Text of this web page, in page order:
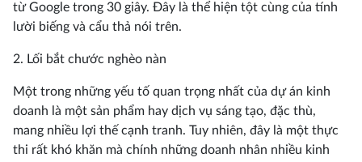
từ Google trong 30 giây. Đây là thể hiện tột cùng của tính
lười biếng và cẩu thả nói trên.
2. Lối bắt chước nghèo nàn
Một trong những yếu tố quan trọng nhất của dự án kinh
doanh là một sản phẩm hay dịch vụ sáng tạo, đặc thù,
mang nhiều lợi thế cạnh tranh. Tuy nhiên, đây là một thực
thi rất khó khăn mà chính những doanh nhân nhiều kinh